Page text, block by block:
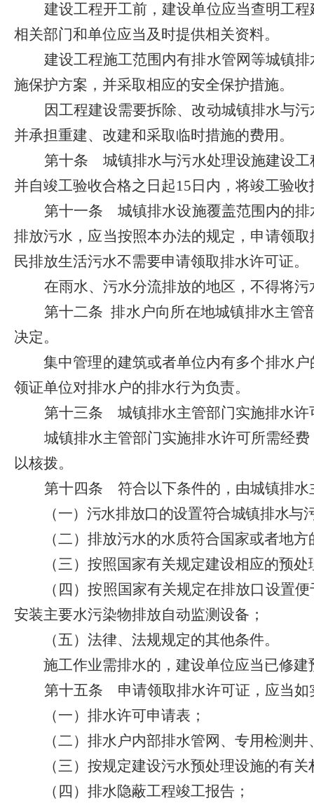
建设工程开工前，建设单位应当查明工
相关部门和单位应当及时提供相关资料。
建设工程施工范围内有排水管网等城镇
施保护方案，并采取相应的安全保护措施。
因工程建设需要拆除、改动城镇排水与
并承担重建、改建和采取临时措施的费用。
第十条 城镇排水与污水处理设施建设工
并自竣工验收合格之日起15 日内，将竣工验
第十一条 城镇排水设施覆盖范围内的排
排放污水，应当按照本办法的规定，申请领
民排放生活污水不需要申请领取排水许可证。
在雨水、污水分流排放的地区，不得将
第十二条 排水户向所在地城镇排水主管
决定。
集中管理的建筑或者单位内有多个排水户
领证单位对排水户的排水行为负责。
第十三条 城镇排水主管部门实施排水许
城镇排水主管部门实施排水许可所需经
以核拨。
第十四条 符合以下条件的，由城镇排水
（一）污水排放口的设置符合城镇排水与
（二）排放污水的水质符合国家或者地方
（三）按照国家有关规定建设相应的预处
（四）按照国家有关规定在排放口设置便
安装主要水污染物排放自动监测设备；
（五）法律、法规规定的其他条件。
施工作业需排水的，建设单位应当已修建
第十五条 申请领取排水许可证，应当如
（一）排水许可申请表；
（二）排水户内部排水管网、专用检测井
（三）按规定建设污水预处理设施的有关
（四）排水隐蔽工程竣工报告；